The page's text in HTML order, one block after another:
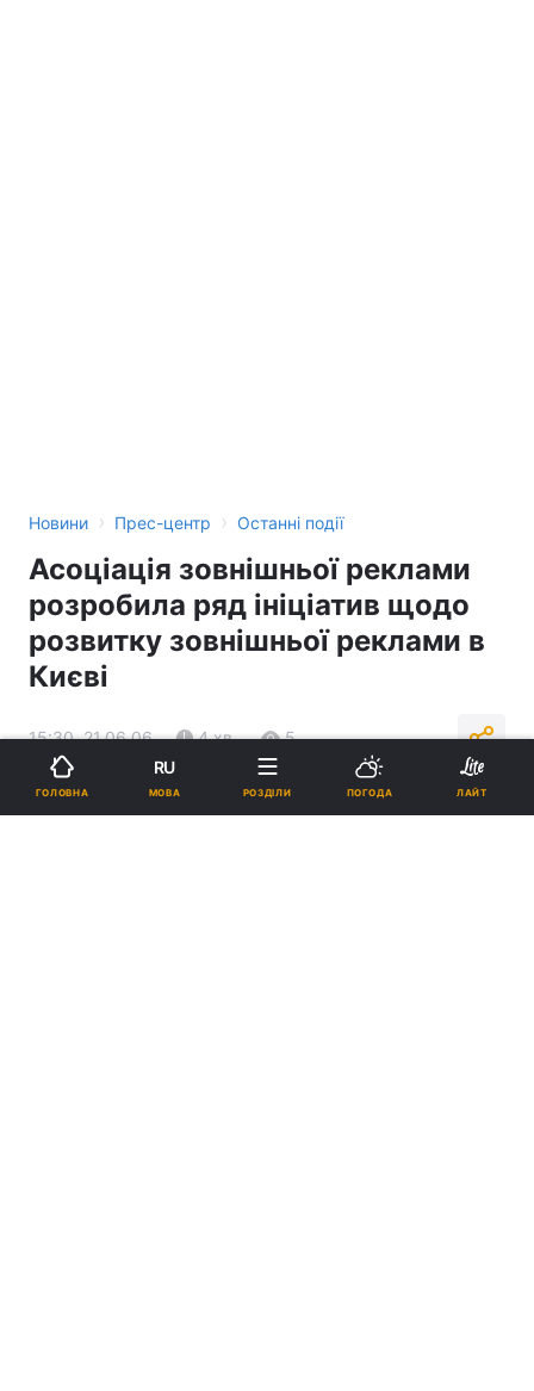
Новини › Прес-центр › Останні події
Асоціація зовнішньої реклами
розробила ряд ініціатив щодо
розвитку зовнішньої реклами в
Києві
15:30, 21.06.06 4 хв. 5
Підпишіться на нас в Google
ГОЛОВНА
RU
МОВА РОЗДІЛИ ПОГОДА ЛАЙТ